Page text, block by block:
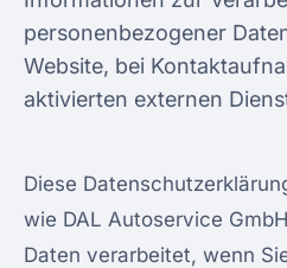
personenbezogener
Website, bei
aktivierten externen
Diese
wie DAL Autoservice
Daten verarbeitet, wenn